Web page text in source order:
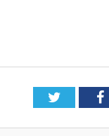
Twitter